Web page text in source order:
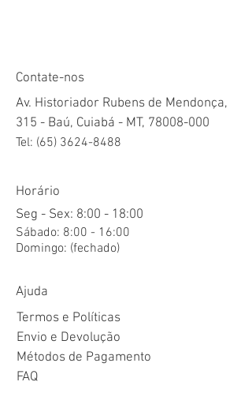
Contate-nos
Av. Historiador Rubens de Mendonça,
315 - Baú, Cuiabá - MT, 78008-000
Tel: (65) 3624-8488
Horário
Seg - Sex: 8:00 - 18:00
​​Sábado: 8:00 - 16:00
​Domingo: (fechado)
Ajuda
Termos e Políticas
Envio e Devolução
Métodos de Pagamento
FAQ